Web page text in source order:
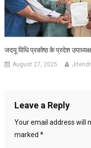
जदयू विधि प्रकोष्ठ के प्रदेश
August 27, 2025
Leave a Reply
Your email address will
marked *